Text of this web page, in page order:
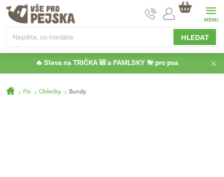
Přejít
obsah
HLEDAT
NÁKUPNÍ
KOŠÍK
🔥 Sleva na TRIČKA 🎒 a PAMLSKY 🦮 pro psa
Domů
Psi Oblečky Bundy